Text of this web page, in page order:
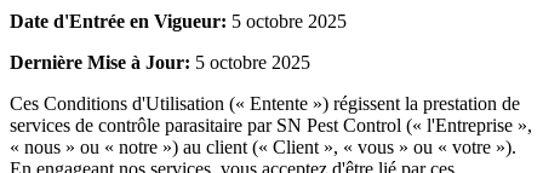
Date d'Entrée en Vigueur: 5 octobre 2025
Dernière Mise à Jour: 5 octobre 2025
Ces Conditions d'Utilisation (« Entente ») régissent la prestation de
services de contrôle parasitaire par SN Pest Control (« l'Entreprise »,
« nous » ou « notre ») au client (« Client », « vous » ou « votre »).
En engageant nos services, vous acceptez d'être lié par ces